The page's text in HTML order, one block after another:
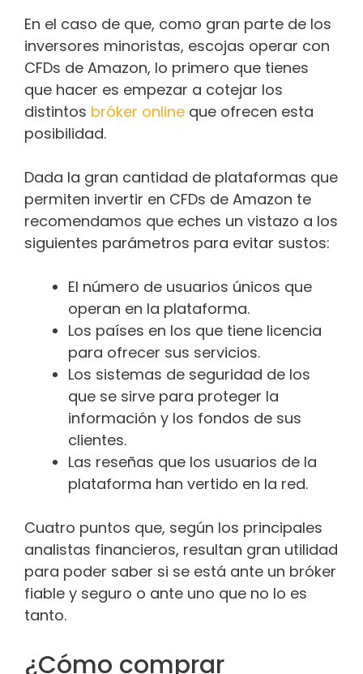
En el caso de que, como gran parte de los
inversores minoristas, escojas operar con
CFDs de Amazon, lo primero que tienes
que hacer es empezar a cotejar los
distintos bróker online que ofrecen esta
posibilidad.
Dada la gran cantidad de plataformas que
permiten invertir en CFDs de Amazon te
recomendamos que eches un vistazo a los
siguientes parámetros para evitar sustos:
El número de usuarios únicos que
operan en la plataforma.
Los países en los que tiene licencia
para ofrecer sus servicios.
Los sistemas de seguridad de los
que se sirve para proteger la
información y los fondos de sus
clientes.
Las reseñas que los usuarios de la
plataforma han vertido en la red.
Cuatro puntos que, según los principales
analistas financieros, resultan gran utilidad
para poder saber si se está ante un bróker
fiable y seguro o ante uno que no lo es
tanto.
¿Cómo comprar